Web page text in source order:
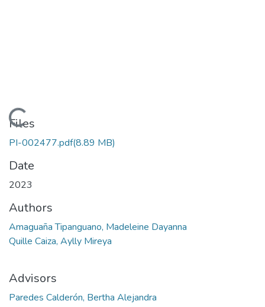
Files
PI-002477.pdf(8.89 MB)
Date
2023
Authors
Amaguaña Tipanguano, Madeleine Dayanna
Quille Caiza, Aylly Mireya
Advisors
Paredes Calderón, Bertha Alejandra